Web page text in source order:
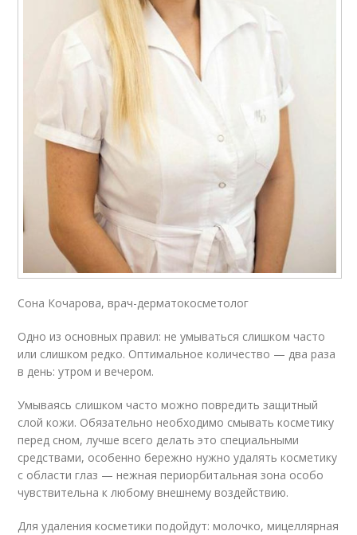
Сона Кочарова, врач-дерматокосметолог
Одно из основных правил: не умываться слишком часто
или слишком редко. Оптимальное количество — два раза
в день: утром и вечером.
Умываясь слишком часто можно повредить защитный
слой кожи. Обязательно необходимо смывать косметику
перед сном, лучше всего делать это специальными
средствами, особенно бережно нужно удалять косметику
с области глаз — нежная периорбитальная зона особо
чувствительна к любому внешнему воздействию.
Для удаления косметики подойдут: молочко, мицеллярная